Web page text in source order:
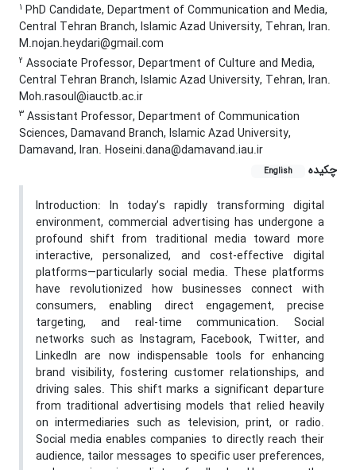
1 PhD Candidate, Department of Communication and Media,
Central Tehran Branch, Islamic Azad University, Tehran, Iran.
M.nojan.heydari@gmail.com
2 Associate Professor, Department of Culture and Media,
Central Tehran Branch, Islamic Azad University, Tehran, Iran.
Moh.rasoul@iauctb.ac.ir
3 Assistant Professor, Department of Communication
Sciences, Damavand Branch, Islamic Azad University,
Damavand, Iran. Hoseini.dana@damavand.iau.ir
چکیده
English
Introduction: In today’s rapidly transforming digital
environment, commercial advertising has undergone a
profound shift from traditional media toward more
interactive, personalized, and cost-effective digital
platforms—particularly social media. These platforms
have revolutionized how businesses connect with
consumers, enabling direct engagement, precise
targeting, and real-time communication. Social
networks such as Instagram, Facebook, Twitter, and
LinkedIn are now indispensable tools for enhancing
brand visibility, fostering customer relationships, and
driving sales. This shift marks a significant departure
from traditional advertising models that relied heavily
on intermediaries such as television, print, or radio.
Social media enables companies to directly reach their
audience, tailor messages to specific user preferences,